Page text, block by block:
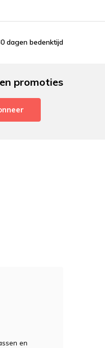
dagen bedenktijd
promoties
en